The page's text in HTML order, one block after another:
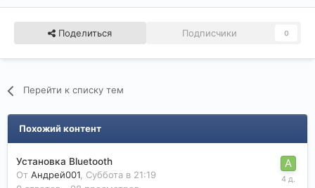
Поделиться Подписчики 0
Перейти к списку тем
Похожий контент
Установка Bluetooth
От Андрей001, Суббота в 21:19